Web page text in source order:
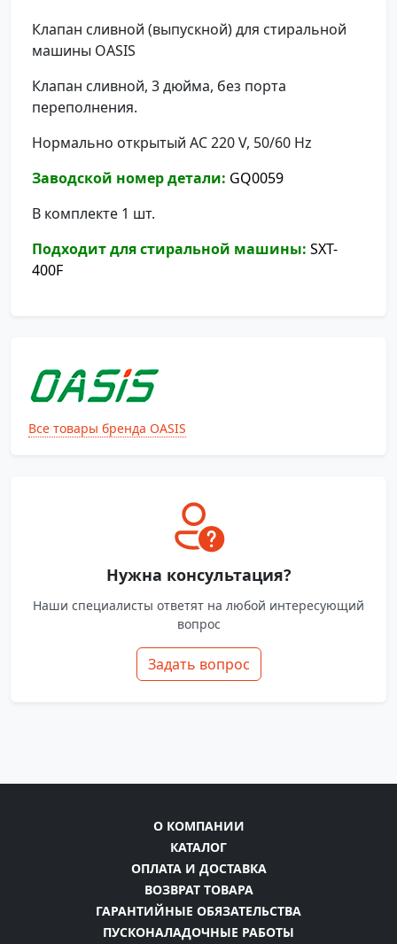
Клапан сливной (выпускной) для стиральной
машины OASIS
Клапан сливной, 3 дюйма, без порта
переполнения.
Нормально открытый АС 220 V, 50/60 Hz
Заводской номер детали: GQ0059
В комплекте 1 шт.
Подходит для стиральной машины: SXT-
400F
Все товары бренда OASIS
Нужна консультация?
Наши специалисты ответят на любой интересующий
вопрос
Задать вопрос
О КОМПАНИИ
КАТАЛОГ
ОПЛАТА И ДОСТАВКА
ВОЗВРАТ ТОВАРА
ГАРАНТИЙНЫЕ ОБЯЗАТЕЛЬСТВА
ПУСКОНАЛАДОЧНЫЕ РАБОТЫ